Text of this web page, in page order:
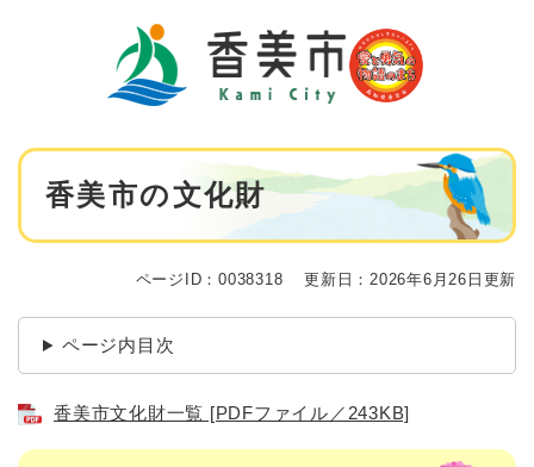
本
香美市の文化財
ページID：0038318 更新日：2026年6月26日更新
ページ内目次
香美市文化財一覧 [PDFファイル／243KB]